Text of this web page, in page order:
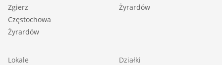
Zgierz
Częstochowa
Żyrardów
Żyrardów
Lokale
Działki